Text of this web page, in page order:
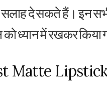
दे सकते हैं। इन
ध्यान में रखकर किया
Matte